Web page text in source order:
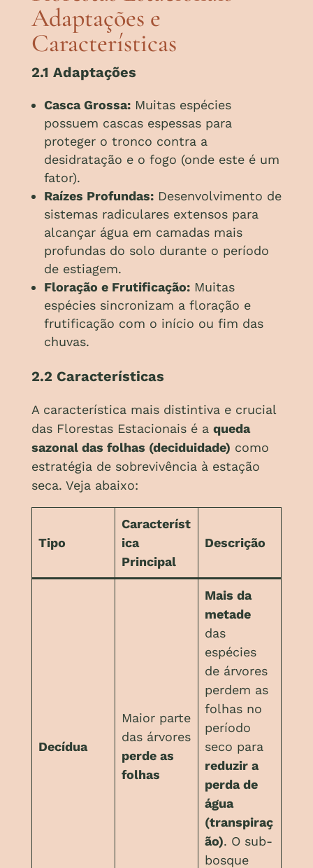
Adaptações e
Características
2.1 Adaptações
Casca Grossa:Muitas espécies
possuem cascas espessas para
proteger o tronco contra a
desidratação e o fogo (onde este é um
fator).
Raízes Profundas:Desenvolvimento de
sistemas radiculares extensos para
alcançar água em camadas mais
profundas do solo durante o período
de estiagem.
Floração e Frutificação:Muitas
espécies sincronizam a floração e
frutificação com o início ou fim das
chuvas.
2.2 Características
A característica mais distintiva e crucial
das Florestas Estacionais é a queda
sazonal das folhas (deciduidade) como
estratégia de sobrevivência à estação
seca. Veja abaixo:
Tipo
Característ
ica
Principal
Descrição
Decídua
Maior parte
das árvores
perde as
folhas
Mais da
metade
das
espécies
de árvores
perdem as
folhas no
período
seco para
reduzir a
perda de
água
(transpiraç
ão). O sub-
bosque